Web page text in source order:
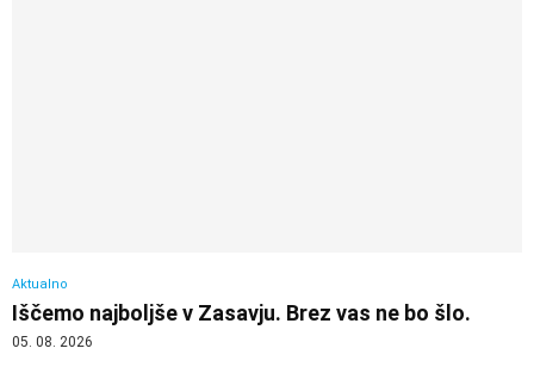
Aktualno
Iščemo najboljše v Zasavju. Brez vas ne bo šlo.
05. 08. 2026